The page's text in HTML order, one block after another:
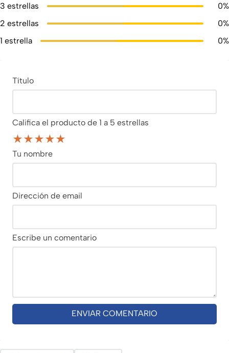
3 estrellas
0%
2 estrellas
0%
1 estrella
0%
Título
Califica el producto de 1 a 5 estrellas
★★★★★
Tu nombre
Dirección de email
Escribe un comentario
ENVIAR COMENTARIO